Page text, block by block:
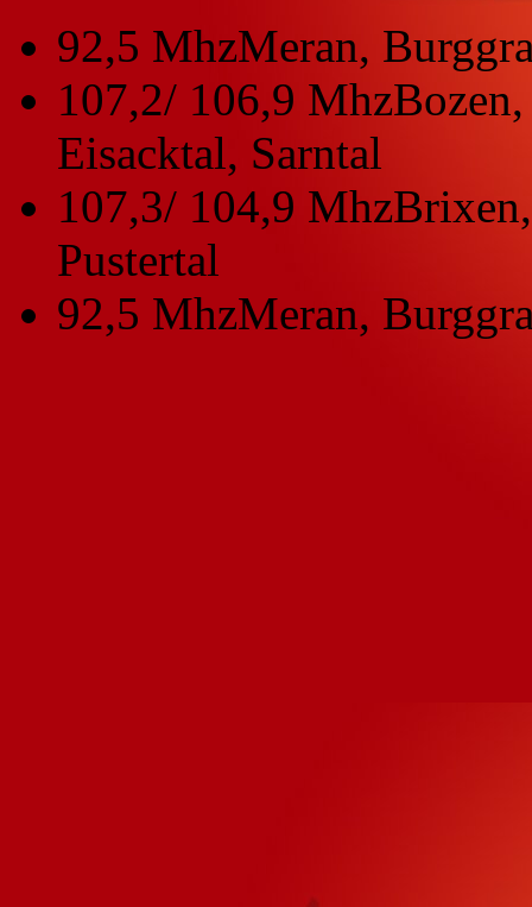
92,5 MhzMeran,
107,2/ 106,9 Mhz
Eisacktal, Sarntal
107,3/ 104,9 Mhz
Pustertal
92,5 MhzMeran,